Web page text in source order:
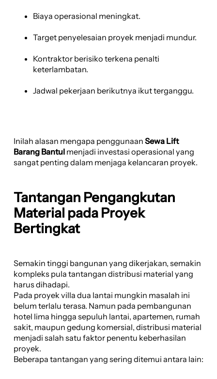
Biaya operasional meningkat.
Target penyelesaian proyek menjadi mundur.
Kontraktor berisiko terkena penalti
keterlambatan.
Jadwal pekerjaan berikutnya ikut terganggu.
Inilah alasan mengapa penggunaan Sewa Lift
Barang Bantul menjadi investasi operasional yang
sangat penting dalam menjaga kelancaran proyek.
Tantangan Pengangkutan
Material pada Proyek
Bertingkat
Semakin tinggi bangunan yang dikerjakan, semakin
kompleks pula tantangan distribusi material yang
harus dihadapi.
Pada proyek villa dua lantai mungkin masalah ini
belum terlalu terasa. Namun pada pembangunan
hotel lima hingga sepuluh lantai, apartemen, rumah
sakit, maupun gedung komersial, distribusi material
menjadi salah satu faktor penentu keberhasilan
proyek.
Beberapa tantangan yang sering ditemui antara lain: